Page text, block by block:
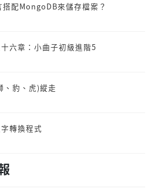
配MongoDB來儲存檔案？
六章：小曲子初級進階5
、豹、虎)縱走
轉換程式